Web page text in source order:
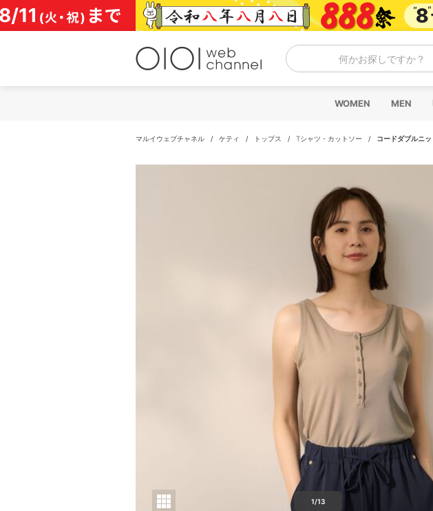
コ
ン
テ
何かお探しですか？
WOMEN MEN
マルイウェブチャネル / ケティ / トップス / Tシャツ・カットソー / コードダブルニ
1/13